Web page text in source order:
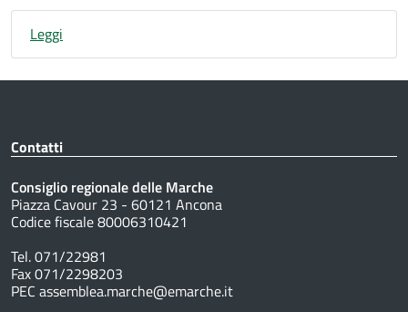
Leggi
Contatti
Consiglio regionale delle Marche
Piazza Cavour 23 - 60121 Ancona
Codice fiscale 80006310421
Tel. 071/22981
Fax 071/2298203
PEC assemblea.marche@emarche.it